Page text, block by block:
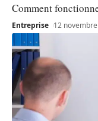
Comment
Entreprise 12